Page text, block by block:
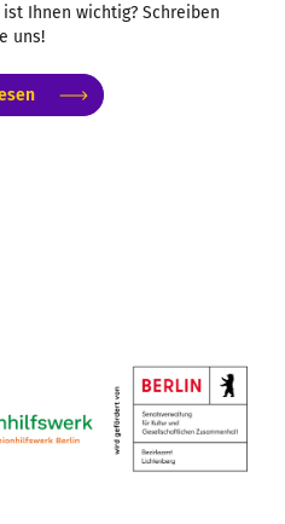
Ihnen wichtig? Schreiben
uns!